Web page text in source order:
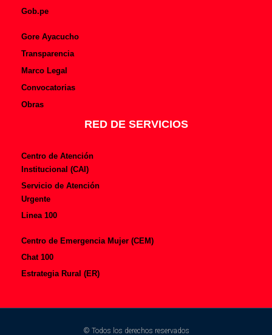
Gob.pe
Gore Ayacucho
Transparencia
Marco Legal
Convocatorias
Obras
RED DE SERVICIOS
Centro de Atención
Institucional (CAI)
Servicio de Atención
Urgente
Linea 100
Centro de Emergencia Mujer (CEM)
Chat 100
Estrategia Rural (ER)
© Todos los derechos reservados